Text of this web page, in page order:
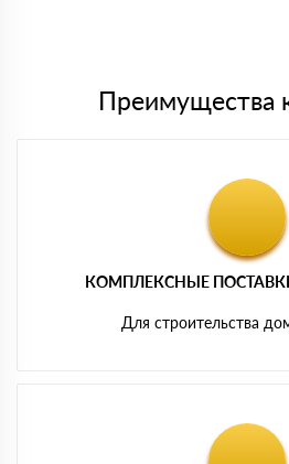
Преимущества
КОМПЛЕКСНЫЕ
Для строительства